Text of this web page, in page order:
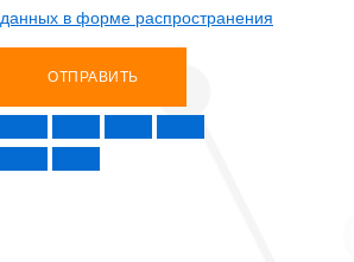
данных в форме распространения
ОТПРАВИТЬ